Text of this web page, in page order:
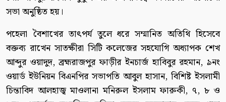
সভা অনুষ্ঠিত হয়।
পহেলা বৈশাখের তাৎপর্য তুলে ধরে সম্মানিত অতিথি হিসেবে
বক্তব্য রাখেন সাতক্ষীরা সিটি কলেজের সহযোগি অধ্যাপক শেখ
আব্দুর ওয়াদুদ, ব্রহ্মরাজপুর ফাড়ীর ইনচার্জ হাবিবুর রহমান, ৯নং
ওয়ার্ড ইউনিয়ন বিএনপির সভাপতি আবুল হাসান, বিশিষ্ট ইসলামী
চিন্তাবিদ আলহাজ্ব মাওলানা মনিরুল ইসলাম ফারুকী, ৭, ৮ ও